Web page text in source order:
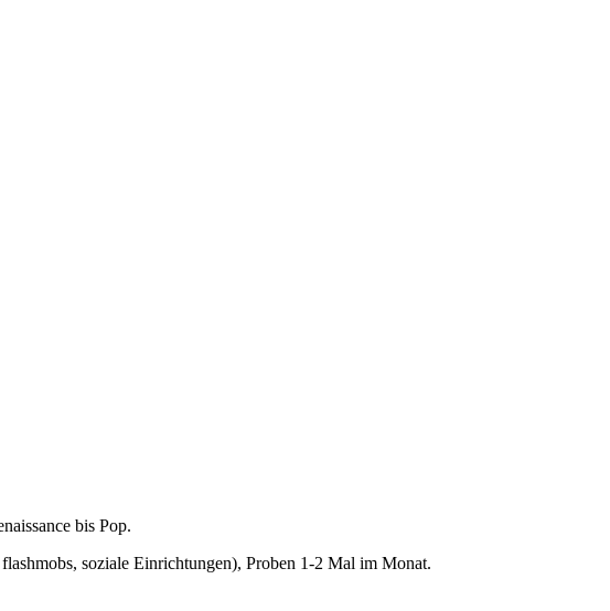
bis Pop.
soziale Einrichtungen), Proben 1-2 Mal im Monat.